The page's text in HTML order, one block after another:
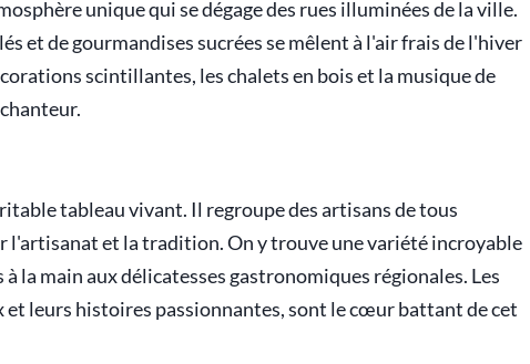
unique qui se dégage des rues illuminées de la ville.
et de gourmandises sucrées se mêlent à l'air frais de l'hiver
scintillantes, les chalets en bois et la musique de
tableau vivant. Il regroupe des artisans de tous
l'artisanat et la tradition. On y trouve une variété incroyable
la main aux délicatesses gastronomiques régionales. Les
et leurs histoires passionnantes, sont le cœur battant de cet